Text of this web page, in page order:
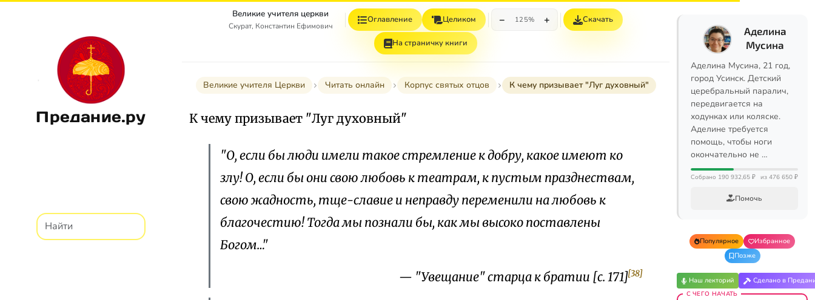
Предание.ру
Великие учителя церкви
Скурат, Константин Ефимович
Оглавление Целиком − 125% + Скачать
На страничку книги
Великие учителя Церкви Читать онлайн Корпус святых отцов К чему призывает "Луг духовный"
К чему призывает "Луг духовный"
"О, если бы люди имели такое стремление к добру, какое имеют ко
злу! О, если бы они свою любовь к театрам, к пустым празднествам,
свою жадность, тще-славие и неправду переменили на любовь к
благочестию! Тогда мы познали бы, как мы высоко поставлены
Богом…"
— "Увещание" старца к братии [с. 171][38]
Аделина
Мусина
Аделина Мусина, 21 год,
город Усинск. Детский
церебральный паралич,
передвигается на
ходунках или коляске.
Аделине требуется
помощь, чтобы ноги
окончательно не …
Собрано 190 932,65 ₽ из 476 650 ₽
Помочь
Популярное
Избранное
Позже
Наш лекторий Сделано в
С ЧЕГО НАЧАТЬ